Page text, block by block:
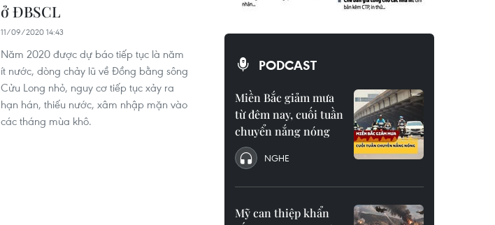
ở ĐBSCL
11/09/2020 14:43
Năm 2020 được dự báo tiếp tục là năm
ít nước, dòng chảy lũ về Đồng bằng sông
Cửu Long nhỏ, nguy cơ tiếp tục xảy ra
hạn hán, thiếu nước, xâm nhập mặn vào
các tháng mùa khô.
PODCAST
Miền Bắc giảm mưa
từ đêm nay, cuối tuần
chuyển nắng nóng
NGHE
Mỹ can thiệp khẩn